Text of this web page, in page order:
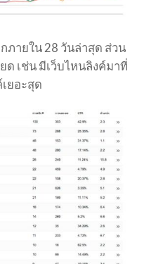
ายใน 28 วันล่าสุด ส่วน
เช่น มีเว็บไหนลิงค์มาที่
ยอะสุด